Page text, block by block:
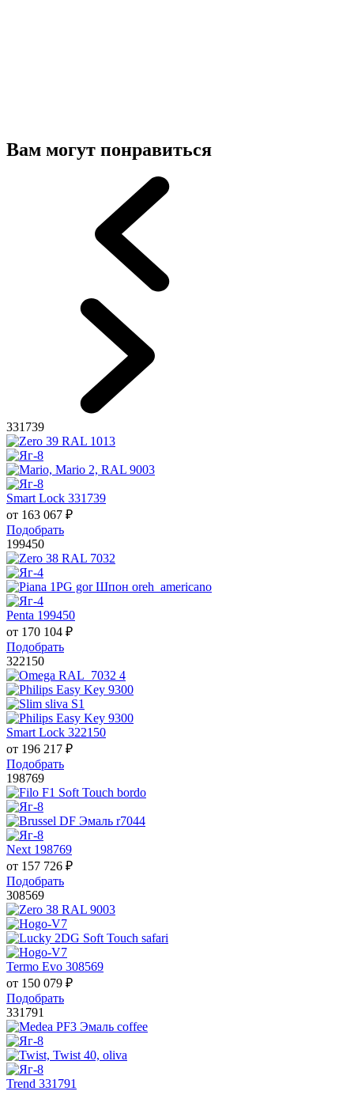
Вам могут понравиться
331739
Smart Lock 331739
от 163 067 ₽
Подобрать
199450
Penta 199450
от 170 104 ₽
Подобрать
322150
Smart Lock 322150
от 196 217 ₽
Подобрать
198769
Next 198769
от 157 726 ₽
Подобрать
308569
Termo Evo 308569
от 150 079 ₽
Подобрать
331791
Trend 331791